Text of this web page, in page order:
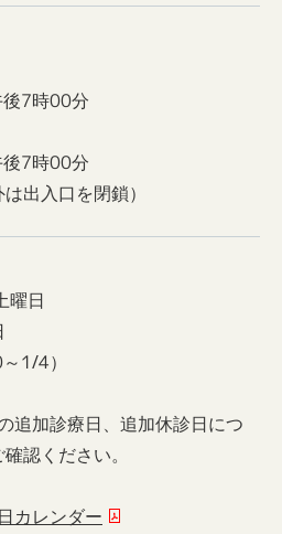
7時00分
7時00分
出入口を閉鎖）
曜日
1/4）
追加診療日、追加休診日につ
認ください。
カレンダー